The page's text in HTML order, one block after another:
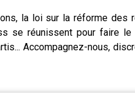
la loi sur la réforme des
se réunissent pour faire
Accompagnez-nous,